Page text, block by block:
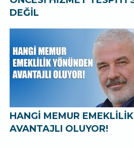
DEĞİL
HANGİ MEMUR
AVANTAJLI OLUYOR!